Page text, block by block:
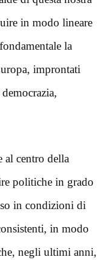
in modo lineare
la
improntati
al centro della
politiche in grado
in condizioni di
in modo
negli ultimi anni,